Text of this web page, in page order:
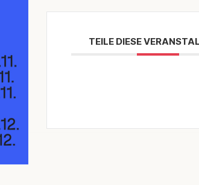
TEILE DIESE